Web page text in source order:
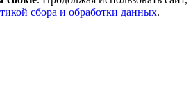
сбора и обработки данных.